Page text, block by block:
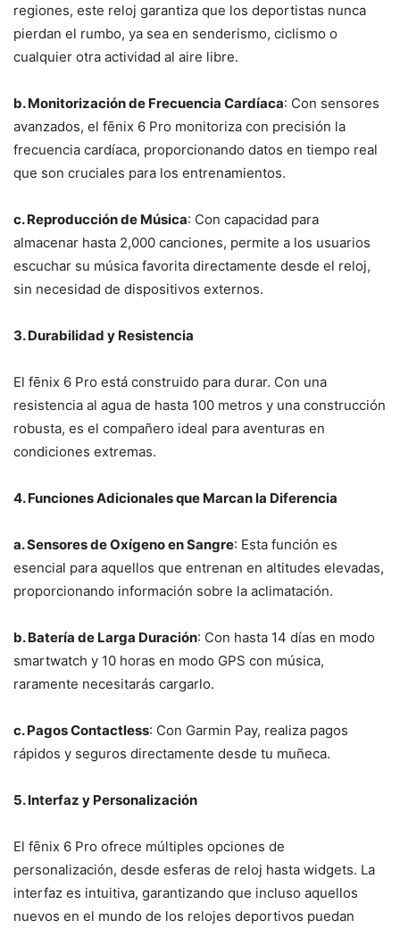
regiones, este reloj garantiza que los deportistas nunca
pierdan el rumbo, ya sea en senderismo, ciclismo o
cualquier otra actividad al aire libre.
b. Monitorización de Frecuencia Cardíaca: Con sensores
avanzados, el fēnix 6 Pro monitoriza con precisión la
frecuencia cardíaca, proporcionando datos en tiempo real
que son cruciales para los entrenamientos.
c. Reproducción de Música: Con capacidad para
almacenar hasta 2,000 canciones, permite a los usuarios
escuchar su música favorita directamente desde el reloj,
sin necesidad de dispositivos externos.
3. Durabilidad y Resistencia
El fēnix 6 Pro está construido para durar. Con una
resistencia al agua de hasta 100 metros y una construcción
robusta, es el compañero ideal para aventuras en
condiciones extremas.
4. Funciones Adicionales que Marcan la Diferencia
a. Sensores de Oxígeno en Sangre: Esta función es
esencial para aquellos que entrenan en altitudes elevadas,
proporcionando información sobre la aclimatación.
b. Batería de Larga Duración: Con hasta 14 días en modo
smartwatch y 10 horas en modo GPS con música,
raramente necesitarás cargarlo.
c. Pagos Contactless: Con Garmin Pay, realiza pagos
rápidos y seguros directamente desde tu muñeca.
5. Interfaz y Personalización
El fēnix 6 Pro ofrece múltiples opciones de
personalización, desde esferas de reloj hasta widgets. La
interfaz es intuitiva, garantizando que incluso aquellos
nuevos en el mundo de los relojes deportivos puedan